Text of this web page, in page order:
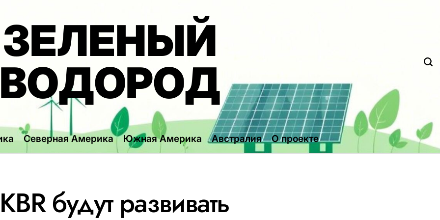
ЗЕЛЕНЫЙ
ВОДОРОД
Северная Америка Южная Америка Австралия О проекте
будут развивать